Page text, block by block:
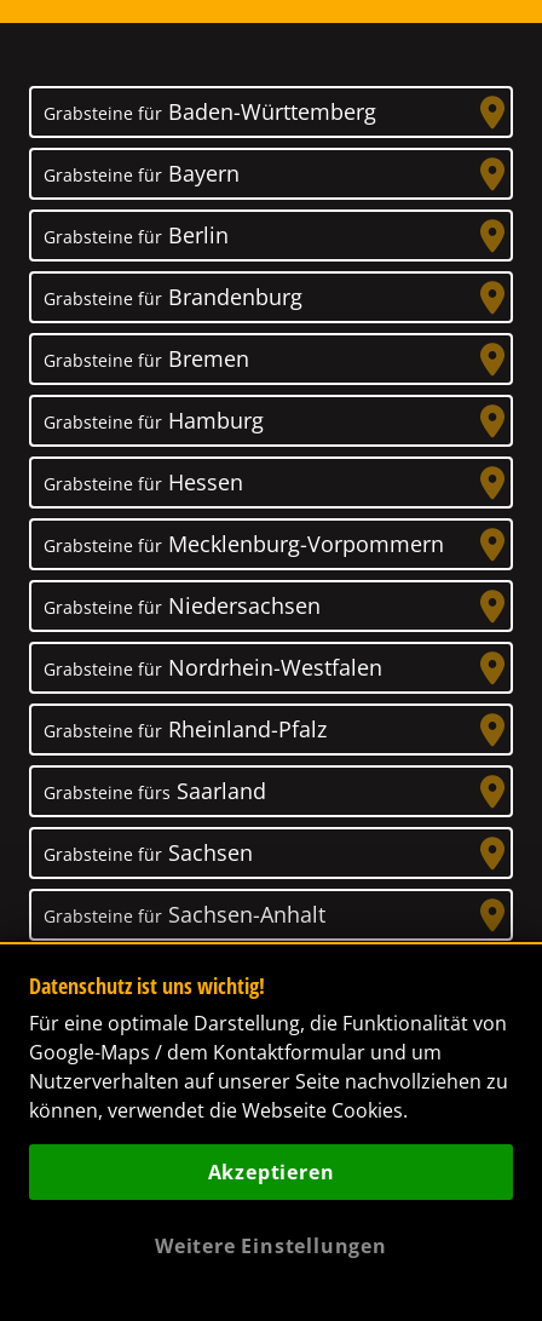
Grabsteine für Baden-Württemberg
Grabsteine für Bayern
Grabsteine für Berlin
Grabsteine für Brandenburg
Grabsteine für Bremen
Grabsteine für Hamburg
Grabsteine für Hessen
Grabsteine für Mecklenburg-Vorpommern
Grabsteine für Niedersachsen
Grabsteine für Nordrhein-Westfalen
Grabsteine für Rheinland-Pfalz
Grabsteine fürs Saarland
Grabsteine für Sachsen
Grabsteine für Sachsen-Anhalt
Grabsteine für Schleswig-Holstein
Grabsteine fürThüringen
Unser Anspruch
Das Leben ist ein Geschenk! – Nun haben wir
Datenschutz ist uns wichtig!
Für eine optimale Darstellung, die Funktionalität von
Google-Maps / dem Kontaktformular und um
Nutzerverhalten auf unserer Seite nachvollziehen zu
können, verwendet die Webseite Cookies.
Akzeptieren
Weitere Einstellungen